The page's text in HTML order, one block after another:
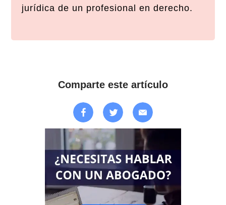
jurídica de un profesional en derecho.
Comparte este artículo